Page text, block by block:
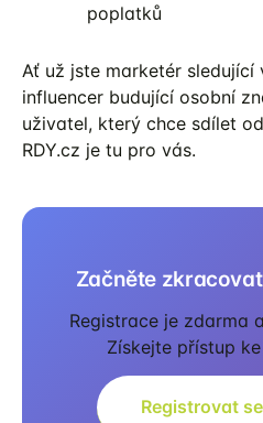
poplatků
Ať už jste marketér sledující
influencer budující osobní
uživatel, který chce sdílet
RDY.cz je tu pro vás.
Začněte
Registrace je zdarma
Získejte přístup
Registrovat